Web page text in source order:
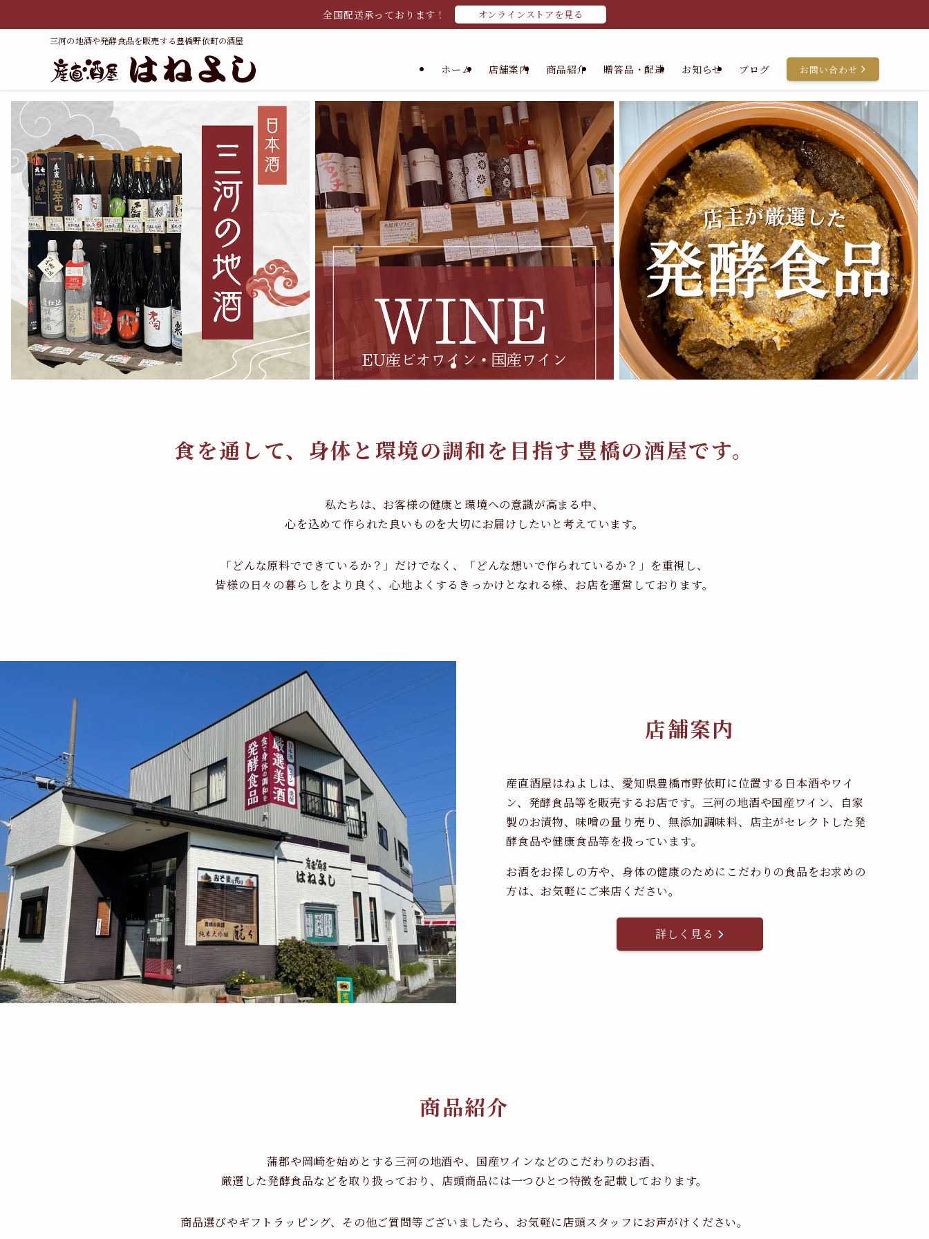
全国配送承っております！ オンラインストアを見る
三河の地酒や発酵食品を販売する豊橋野依町の酒屋
ホーム 店舗案内 商品紹介 贈答品・配達 お知らせ ブログ お問い合わせ
食を通して、身体と環境の調和を目指す豊橋の酒屋です。
私たちは、お客様の健康と環境への意識が高まる中、
心を込めて作られた良いものを大切にお届けしたいと考えています。
「どんな原料でできているか？」だけでなく、「どんな想いで作られているか？」を重視し、
皆様の日々の暮らしをより良く、心地よくするきっかけとなれる様、お店を運営しております。
店舗案内
産直酒屋はねよしは、愛知県豊橋市野依町に位置する日本酒やワイ
ン、発酵食品等を販売するお店です。三河の地酒や国産ワイン、自家
製のお漬物、味噌の量り売り、無添加調味料、店主がセレクトした発
酵食品や健康食品等を扱っています。
お酒をお探しの方や、身体の健康のためにこだわりの食品をお求めの
方は、お気軽にご来店ください。
詳しく見る
商品紹介
蒲郡や岡崎を始めとする三河の地酒や、国産ワインなどのこだわりのお酒、
厳選した発酵食品などを取り扱っており、店頭商品には一つひとつ特徴を記載しております。
商品選びやギフトラッピング、その他ご質問等ございましたら、お気軽に店頭スタッフにお声がけください。